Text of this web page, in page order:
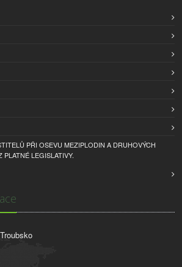
PŘI OSEVU MEZIPLODIN A DRUHOVÝCH
PLATNÉ LEGISLATIVY.